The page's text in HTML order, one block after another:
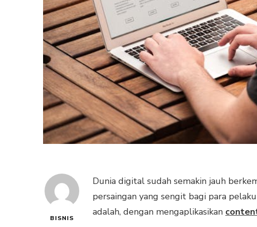
BISNIS
Dunia digital sudah semakin jauh
persaingan yang sengit bagi para
adalah, dengan mengaplikasikan